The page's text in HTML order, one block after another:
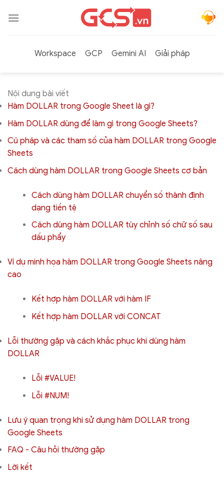
qua
Workspace
GCP Gemini AI Giải pháp
Nội dung bài viết
Hàm DOLLAR trong Google Sheet là gì?
Hàm DOLLAR dùng để làm gì trong Google Sheets?
Cú pháp và các tham số của hàm DOLLAR trong Google
Sheets
Cách dùng hàm DOLLAR trong Google Sheets cơ bản
Cách dùng hàm DOLLAR chuyển số thành định
dạng tiền tệ
Cách dùng hàm DOLLAR tùy chỉnh số chữ số sau
dấu phẩy
Ví dụ minh họa hàm DOLLAR trong Google Sheets nâng
cao
Kết hợp hàm DOLLAR với hàm IF
Kết hợp hàm DOLLAR với CONCAT
Lỗi thường gặp và cách khắc phục khi dùng hàm
DOLLAR
Lỗi #VALUE!
Lỗi #NUM!
Lưu ý quan trọng khi sử dụng hàm DOLLAR trong
Google Sheets
FAQ - Câu hỏi thường gặp
Lời kết